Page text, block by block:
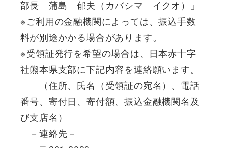
部長 蒲島 郁夫（カバシマ イクオ）」
※ご利用の金融機関によっては、振込手数
料が別途かかる場合があります。
※受領証発行を希望の場合は、日本赤十字
社熊本県支部に下記内容を連絡願います。
（住所、氏名（受領証の宛名）、電話
番号、寄付日、寄付額、振込金融機関名及
び支店名）
－連絡先－